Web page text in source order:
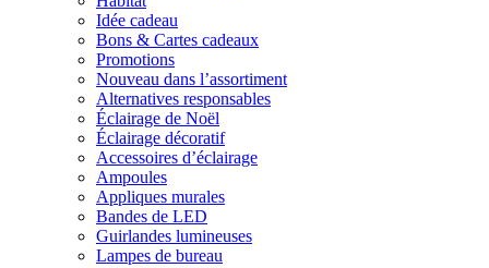
Idée cadeau
Bons & Cartes cadeaux
Promotions
Nouveau dans l’assortiment
Alternatives responsables
Éclairage de Noël
Éclairage décoratif
Accessoires d’éclairage
Ampoules
Appliques murales
Bandes de LED
Guirlandes lumineuses
Lampes de bureau